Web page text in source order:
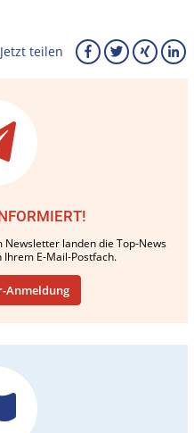
Jetzt teilen
Newsletter landen die Top-News
E-Mail-Postfach.
Anmeldung